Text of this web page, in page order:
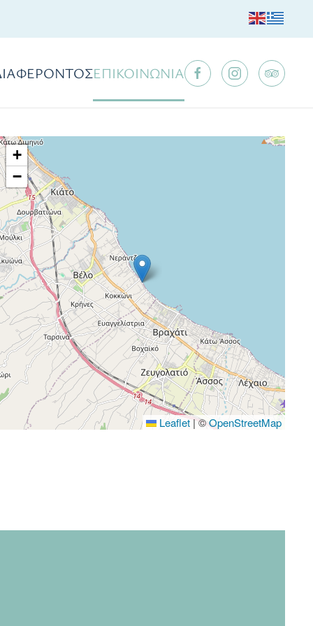
ΕΠΙΚΟΙΝΩΝΙΑ
+
−
Leaflet |©OpenStreetMap